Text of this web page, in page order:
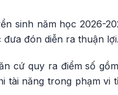
sinh năm học 2026-
đón diễn ra thuận lợi.
cứ quy ra điểm số
tài năng trong phạm vi